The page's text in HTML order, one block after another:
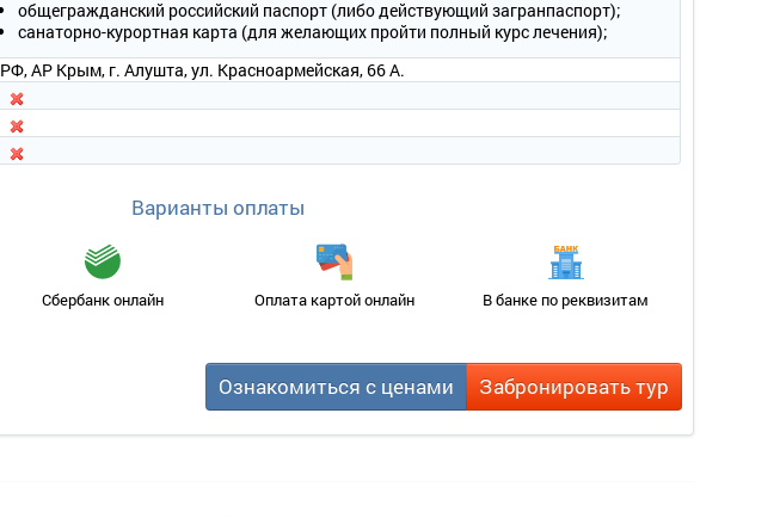
общегражданский российский паспорт (либо действующий загранпаспорт);
санаторно-курортная карта (для желающих пройти полный курс лечения);
РФ, АР Крым, г. Алушта, ул. Красноармейская, 66 А.
Варианты оплаты
Сбербанк онлайн Оплата картой онлайн В банке по реквизитам
Ознакомиться с ценами Забронировать тур